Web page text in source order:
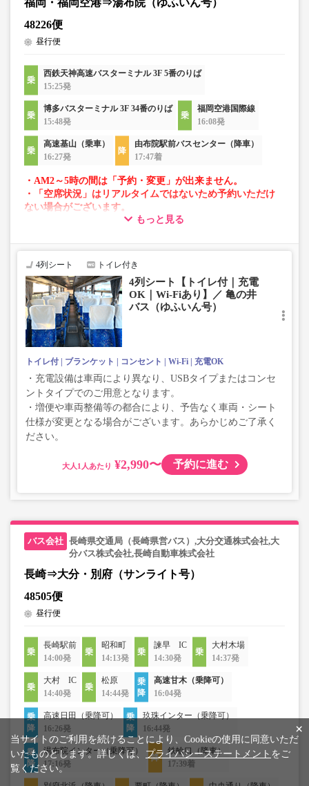
福岡・福岡空港⇒湯布院（ゆふいん号）
48226便
昼行便
西鉄天神高速バスターミナル 3F 5番のりば
15:25発
博多バスターミナル 3F 34番のりば
15:48発
福岡空港国際線
16:08発
高速基山（乗車）
16:27発
由布院駅前バスセンター（降車）
17:47着
・AM2～5時の間は「予約・変更」が出来ません。
・「空席状況」はリアルタイムではないため予約いただけ
ない場合がございます。
・車両は予告なく変更となる場合がございます。これに伴
で、あらかじめご了承ください。
もっと見る
4列シート トイレ付き
4列シート【トイレ付｜充電
OK｜Wi-Fiあり】／ 亀の井
バス（ゆふいん号）
トイレ付 ブランケット コンセント Wi-Fi 充電OK
・充電設備は車両により異なり、USBタイプまたはコンセ
ントタイプでのご用意となります。
・増便や車両整備等の都合により、予告なく車両・シート
仕様が変更となる場合がございます。あらかじめご了承く
ださい。
大人 ¥2,990〜 予約に進む
長崎県交通局（長崎県営バス）,大分交通株式会社,大
分バス株式会社,長崎自動車株式会社
長崎⇒大分・別府（サンライト号）
48505便
昼行便
長崎駅前
14:00発
昭和町
14:13発
諫早 IC
14:30発
大村木場
14:37発
大村 IC
14:40発
松原
14:44発
高速甘木（乗降可）
16:04発
高速日田（乗降可）
16:26発
玖珠インター（乗降可）
16:44発
湯布院インター（乗降可）
17:16発
鉄輪口（降車）
17:39着
×
当サイトのご利用を続けることにより、Cookieの使用に同意いただ
いたものとします。詳しくは、 プライバシーステートメント をご
覧ください。